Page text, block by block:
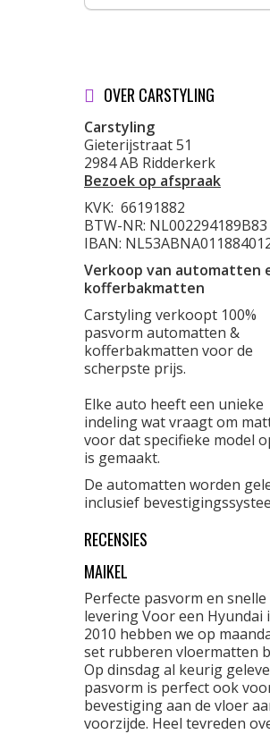
OVER CARSTYLING
Carstyling
Gieterijstraat 51
2984 AB Ridderkerk
Bezoek op afspraak
KVK: 66191882
BTW-NR: NL002294189B83
IBAN:
Verkoop van automatten
kofferbakmatten
Carstyling verkoopt 100%
pasvorm automatten &
kofferbakmatten voor de
scherpste prijs.
Elke auto heeft een unieke
indeling wat vraagt om
voor dat specifieke model
is gemaakt.
De automatten worden
inclusief
RECENSIES
MAIKEL
Perfecte pasvorm en snelle
levering Voor een Hyundai
2010 hebben we op
set rubberen vloermatten
Op dinsdag al keurig
pasvorm is perfect ook
bevestiging aan de vloer
voorzijde. Heel tevreden